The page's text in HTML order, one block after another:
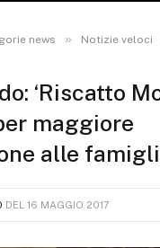
news » Notizie veloci
‘Riscatto
maggiore
alle
DEL 16 MAGGIO 2017